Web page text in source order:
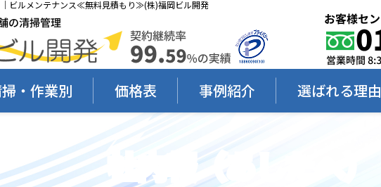
ルメンテナンス≪無料見積もり≫(株)福岡ビル開発
・作業別 価格表 事例紹介 選ばれる理由
社内報（あしたへ）